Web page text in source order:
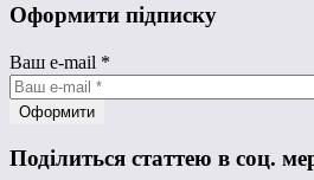
Оформити підписку
Ваш e-mail *
Поділиться статтею в соц.